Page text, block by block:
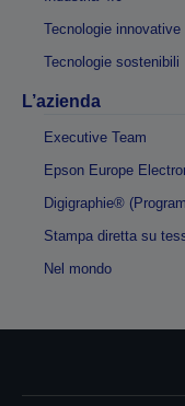
Tecnologie innovative
Tecnologie sostenibili
L’azienda
Executive Team
Epson Europe
Digigraphie®
Stampa diretta su
Nel mondo